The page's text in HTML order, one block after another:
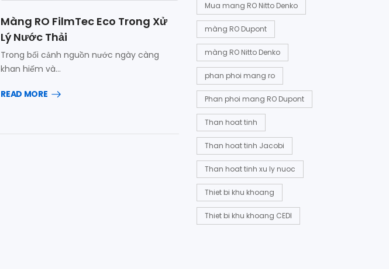
Màng RO FilmTec Eco Trong Xử
Lý Nước Thải
Trong bối cảnh nguồn nước ngày càng
khan hiếm và…
READ MORE
Mua mang RO Nitto Denko
màng RO Dupont
màng RO Nitto Denko
phan phoi mang ro
Phan phoi mang RO Dupont
Than hoat tinh
Than hoat tinh Jacobi
Than hoat tinh xu ly nuoc
Thiet bi khu khoang
Thiet bi khu khoang CEDI